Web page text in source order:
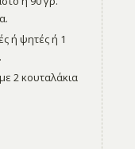
ή ψητές ή 1
2 κουταλάκια